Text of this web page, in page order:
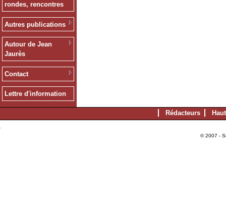
rondes, rencontres
Autres publications
Autour de Jean
Jaurès
Contact
Lettre d'information
Rédacteurs
© 2007 -